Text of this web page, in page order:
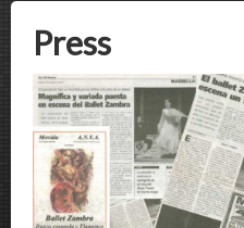
Press